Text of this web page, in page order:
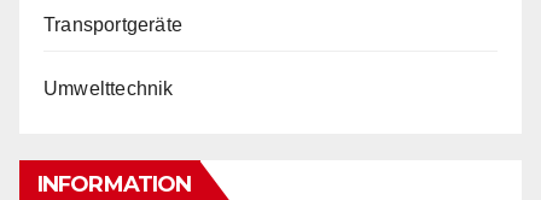
Transportgeräte
Umwelttechnik
INFORMATION